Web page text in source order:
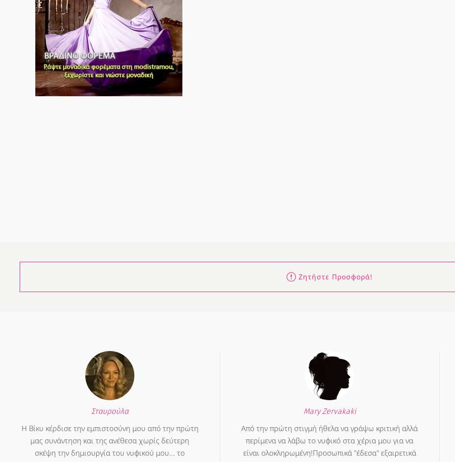
Ζητήστε Προσφορά!
Σταυρούλα
Η Βίκυ κέρδισε την εμπιστοσύνη μου από την πρώτη
μας συνάντηση και της ανέθεσα χωρίς δεύτερη
σκέψη την δημιουργία του νυφικού μου... το
Mary Zervakaki
Από την πρώτη στιγμή ήθελα να γράψω κριτική αλλά
περίμενα να λάβω το νυφικό στα χέρια μου για να
είναι ολοκληρωμένη!Προσωπικά "έδεσα" εξαιρετικά